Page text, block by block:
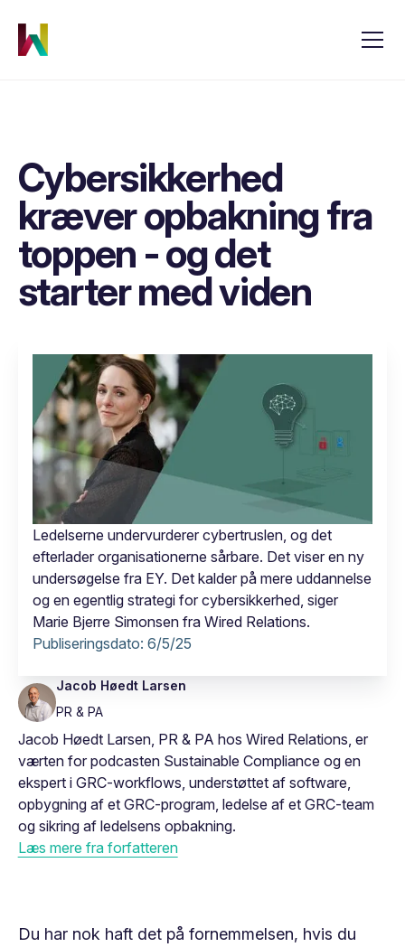
Cybersikkerhed
kræver opbakning fra
toppen - og det
starter med viden
Ledelserne undervurderer cybertruslen, og det
efterlader organisationerne sårbare. Det viser en ny
undersøgelse fra EY. Det kalder på mere uddannelse
og en egentlig strategi for cybersikkerhed, siger
Marie Bjerre Simonsen fra Wired Relations.
Publiseringsdato: 6/5/25
Jacob Høedt Larsen
PR & PA
Jacob Høedt Larsen, PR & PA hos Wired Relations, er
værten for podcasten Sustainable Compliance og en
ekspert i GRC-workflows, understøttet af software,
opbygning af et GRC-program, ledelse af et GRC-team
og sikring af ledelsens opbakning.
Læs mere fra forfatteren
Du har nok haft det på fornemmelsen, hvis du